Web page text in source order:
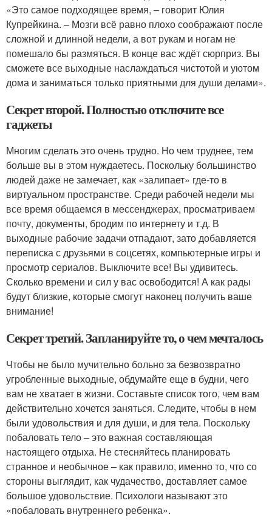
«Это самое подходящее время, – говорит Юлия
Купрейкина. – Мозги всё равно плохо соображают после
сложной и длинной недели, а вот рукам и ногам не
помешало бы размяться. В конце вас ждёт сюрприз. Вы
сможете все выходные наслаждаться чистотой и уютом
дома и заниматься только приятными для души делами».
Секрет второй. Полностью отключите все
гаджеты
Многим сделать это очень трудно. Но чем труднее, тем
больше вы в этом нуждаетесь. Поскольку большинство
людей даже не замечает, как «залипает» где-то в
виртуальном пространстве. Среди рабочей недели мы
все время общаемся в мессенджерах, просматриваем
почту, документы, бродим по интернету и т.д. В
выходные рабочие задачи отпадают, зато добавляется
переписка с друзьями в соцсетях, компьютерные игры и
просмотр сериалов. Выключите все! Вы удивитесь.
Сколько времени и сил у вас освободится! А как рады
будут близкие, которые смогут наконец получить ваше
внимание!
Секрет третий. Запланируйте то, о чем мечталось
Чтобы не было мучительно больно за безвозвратно
угробленные выходные, обдумайте еще в будни, чего
вам не хватает в жизни. Составьте список того, чем вам
действительно хочется заняться. Следите, чтобы в нем
были удовольствия и для души, и для тела. Поскольку
побаловать тело – это важная составляющая
настоящего отдыха. Не стесняйтесь планировать
странное и необычное – как правило, именно то, что со
стороны выглядит, как чудачество, доставляет самое
большое удовольствие. Психологи называют это
«побаловать внутреннего ребенка».